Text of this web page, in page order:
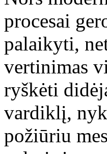
procesai
palaikyti,
vertinimas
ryškėti
vardiklį,
požiūriu